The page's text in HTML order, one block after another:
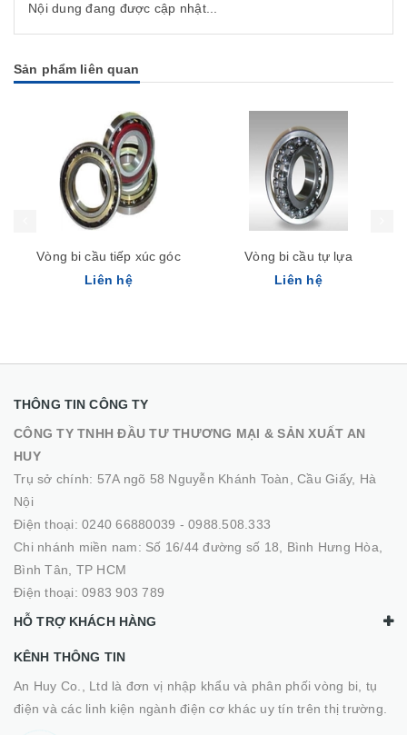
Nội dung đang được cập nhật...
Sản phẩm liên quan
Vòng bi cầu tiếp xúc góc
Liên hệ
Vòng bi cầu tự lựa
Liên hệ
THÔNG TIN CÔNG TY
CÔNG TY TNHH ĐẦU TƯ THƯƠNG MẠI & SẢN XUẤT AN
HUY
Trụ sở chính: 57A ngõ 58 Nguyễn Khánh Toàn, Cầu Giấy, Hà
Nội
Điện thoại: 0240 66880039 - 0988.508.333
Chi nhánh miền nam: Số 16/44 đường số 18, Bình Hưng Hòa,
Bình Tân, TP HCM
Điện thoại: 0983 903 789
HỖ TRỢ KHÁCH HÀNG
KÊNH THÔNG TIN
An Huy Co., Ltd là đơn vị nhập khẩu và phân phối vòng bi, tụ
điện và các linh kiện ngành điện cơ khác uy tín trên thị trường.